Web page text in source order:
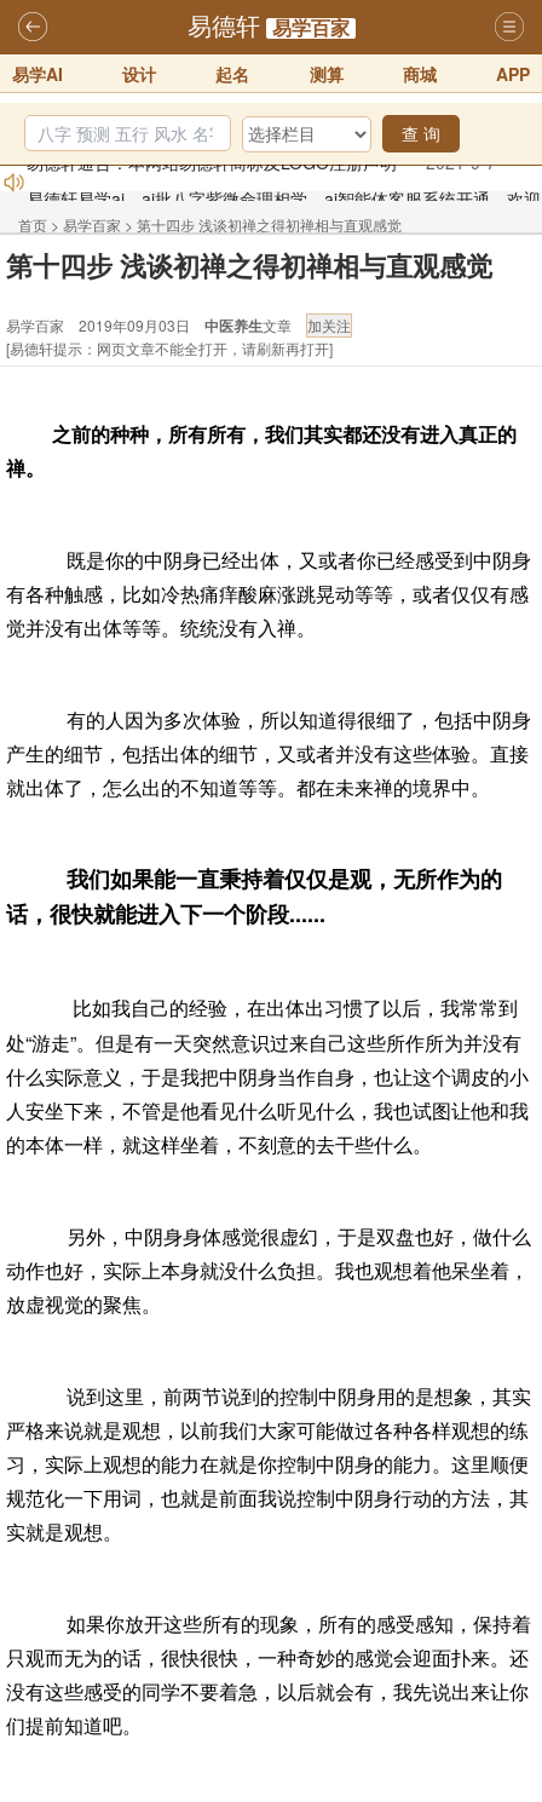
易德轩 易学百家
易学AI 设计 起名 测算 商城 APP
查 询
易德轩通告：本网站易德轩商标及LOGO注册声明
2021-9-7
体验！！
2025-07-01
易德轩网重构及升能完成，欢迎大家来体验新程序及感觉！！
2026年化太岁锦囊属马、鼠、牛、龙、兔、狗、鸡生肖化太岁开始预
订！！
2025-10-01
易德轩首席风水大师铁笔居士简介！！
2021-9-2
首页 > 易学百家 > 第十四步 浅谈初禅之得初禅相与直观感觉
第十四步 浅谈初禅之得初禅相与直观感觉
易学百家 2019年09月03日 中医养生文章
[易德轩提示：网页文章不能全打开，请刷新再打开]
之前的种种，所有所有，我们其实都还没有进入真正的
禅。
既是你的中阴身已经出体，又或者你已经感受到中阴身
有各种触感，比如冷热痛痒酸麻涨跳晃动等等，或者仅仅有感
觉并没有出体等等。统统没有入禅。
有的人因为多次体验，所以知道得很细了，包括中阴身
产生的细节，包括出体的细节，又或者并没有这些体验。直接
就出体了，怎么出的不知道等等。都在未来禅的境界中。
我们如果能一直秉持着仅仅是观，无所作为的
话，很快就能进入下一个阶段......
比如我自己的经验，在出体出习惯了以后，我常常到
处“游走”。但是有一天突然意识过来自己这些所作所为并没有
什么实际意义，于是我把中阴身当作自身，也让这个调皮的小
人安坐下来，不管是他看见什么听见什么，我也试图让他和我
的本体一样，就这样坐着，不刻意的去干些什么。
另外，中阴身身体感觉很虚幻，于是双盘也好，做什么
动作也好，实际上本身就没什么负担。我也观想着他呆坐着，
放虚视觉的聚焦。
说到这里，前两节说到的控制中阴身用的是想象，其实
严格来说就是观想，以前我们大家可能做过各种各样观想的练
习，实际上观想的能力在就是你控制中阴身的能力。这里顺便
规范化一下用词，也就是前面我说控制中阴身行动的方法，其
实就是观想。
如果你放开这些所有的现象，所有的感受感知，保持着
只观而无为的话，很快很快，一种奇妙的感觉会迎面扑来。还
没有这些感受的同学不要着急，以后就会有，我先说出来让你
们提前知道吧。